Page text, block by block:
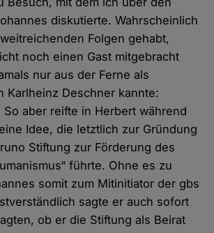
diskutierte. Wahrscheinlich
Folgen gehabt,
noch einen Gast mitgebracht
nur aus der Ferne als
Karlheinz Deschner kannte:
aber reifte in Herbert während
Idee, die letztlich zur Gründung
Stiftung zur Förderung des
führte. Ohne es zu
somit zum Mitinitiator der gbs
sagte er auch sofort
ob er die Stiftung als Beirat